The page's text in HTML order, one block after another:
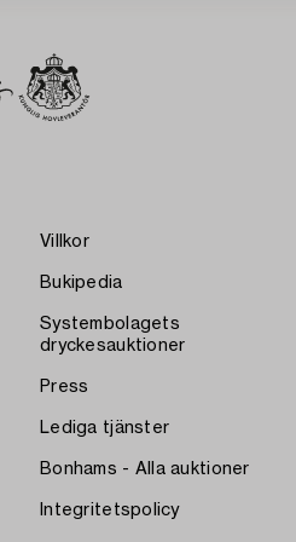
Villkor
Bukipedia
Systembolagets
dryckesauktioner
Press
Lediga tjänster
Bonhams - Alla auktioner
Integritetspolicy